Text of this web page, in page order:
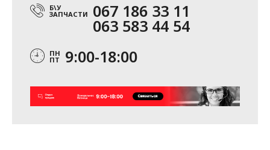
Б\У
ЗАПЧАСТИ 067 186 33 11
063 583 44 54
ПН
ПТ 9:00-18:00